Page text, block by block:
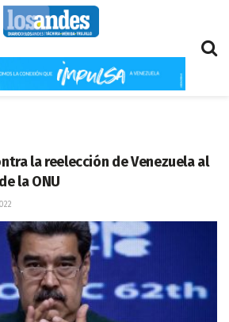
la reelección de Venezuela al
la ONU